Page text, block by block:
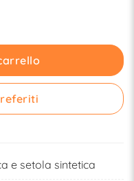
e setola sintetica